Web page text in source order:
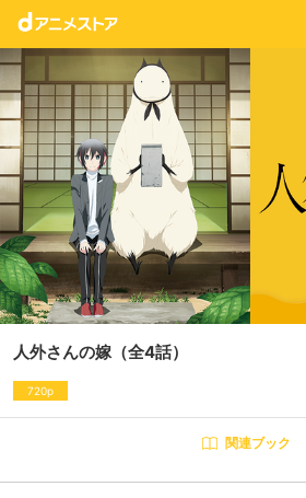
人外さんの嫁（全4話）
720p
関連ブック